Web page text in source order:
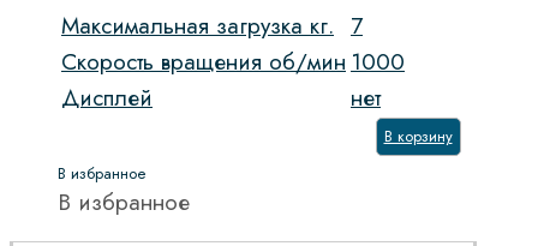
Максимальная загрузка кг. 7
Скорость вращения об/мин 1000
Дисплей
нет
В корзину
В избранное
В избранное